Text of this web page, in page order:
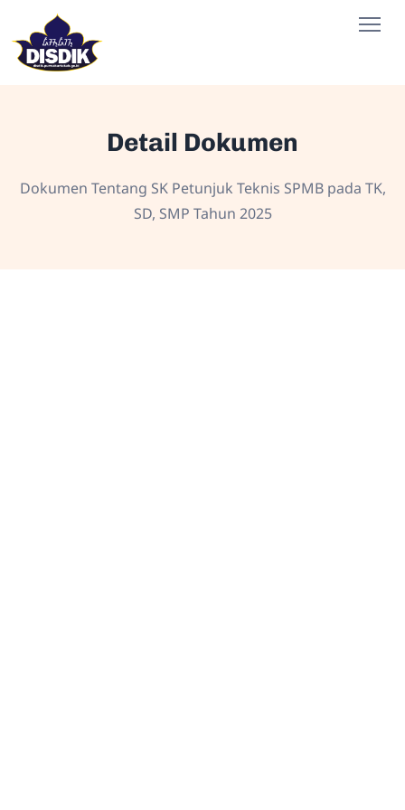
Detail Dokumen
Dokumen Tentang SK Petunjuk Teknis SPMB pada TK,
SD, SMP Tahun 2025